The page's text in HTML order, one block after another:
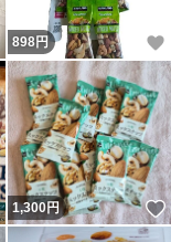
いいね！
898円
いいね！
1,300円